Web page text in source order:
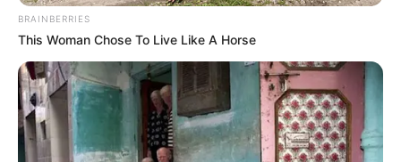
BRAINBERRIES
This Woman Chose To Live Like A Horse